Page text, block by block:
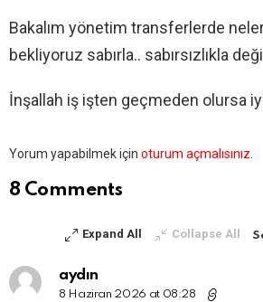
Bakalım yönetim transferlerde
bekliyoruz sabırla.. sabırsızlıkla
İnşallah iş işten geçmeden olursa
Bir
yazın
Yorum yapabilmek için oturum açmalısınız.
8 Comments
Expand All Collapse All
aydın
8 Haziran 2026 at 08:28